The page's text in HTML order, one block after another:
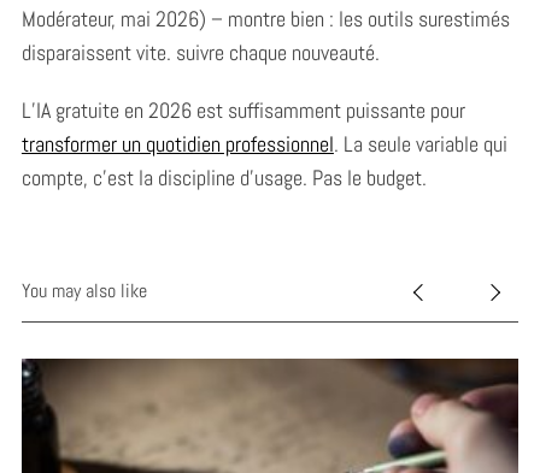
Modérateur, mai 2026) – montre bien : les outils surestimés
disparaissent vite. suivre chaque nouveauté.
L’IA gratuite en 2026 est suffisamment puissante pour
transformer un quotidien professionnel. La seule variable qui
compte, c’est la discipline d’usage. Pas le budget.
You may also like